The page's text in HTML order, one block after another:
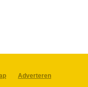
Adverteren